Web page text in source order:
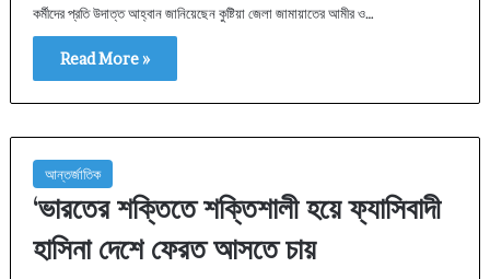
কর্মীদের প্রতি উদাত্ত আহ্বান জানিয়েছেন কুষ্টিয়া জেলা জামায়াতের আমীর ও…
Read More »
আন্তর্জাতিক
‘ভারতের শক্তিতে শক্তিশালী হয়ে ফ্যাসিবাদী
হাসিনা দেশে ফেরত আসতে চায়